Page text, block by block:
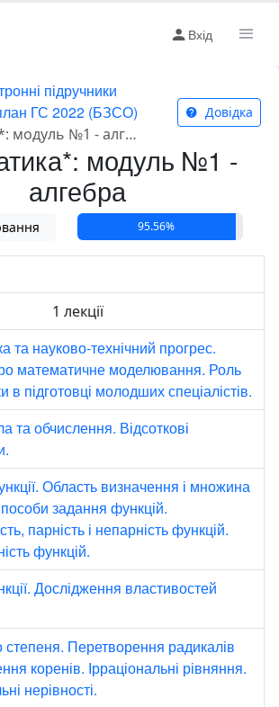
Вхід
підручники
ГС 2022 (БЗСО)
№1 - алгебра
Довідка
модуль №1 -
алгебра
95.56%
1 лекції
та науково-технічний прогрес.
математичне моделювання. Роль
в підготовці молодших спеціалістів.
та обчислення. Відсоткові
Область визначення і множина
задання функцій.
парність і непарність функцій.
функцій.
Дослідження властивостей
степеня. Перетворення радикалів
коренів. Ірраціональні рівняння.
нерівності.